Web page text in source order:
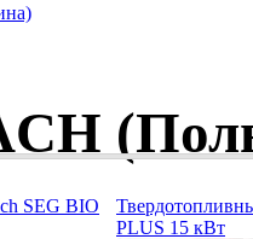
SEG BIO
PLUS 15 кВт